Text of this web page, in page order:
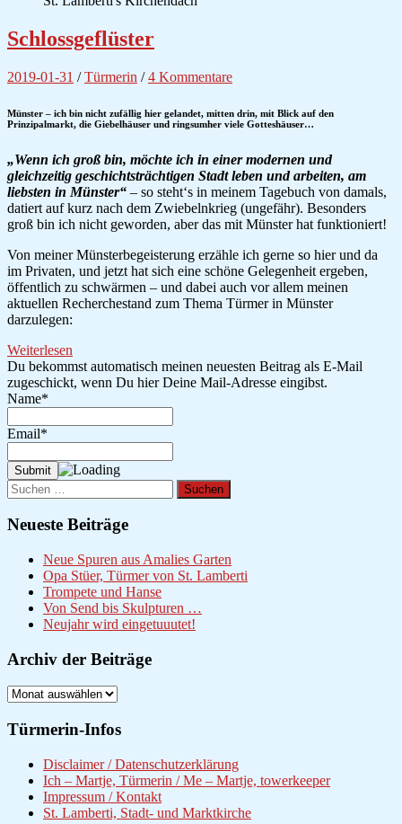
Schlossgeflüster
2019-01-31 /Türmerin /4 Kommentare
Münster – ich bin nicht zufällig hier gelandet, mitten drin, mit Blick auf den
Prinzipalmarkt, die Giebelhäuser und ringsumher viele Gotteshäuser…
„Wenn ich groß bin, möchte ich in einer modernen und
gleichzeitig geschichtsträchtigen Stadt leben und arbeiten, am
liebsten in Münster“ – so steht‘s in meinem Tagebuch von damals,
datiert auf kurz nach dem Zwiebelnkrieg (ungefähr). Besonders
groß bin ich nicht geworden, aber das mit Münster hat funktioniert!
Von meiner Münsterbegeisterung erzähle ich gerne so hier und da
im Privaten, und jetzt hat sich eine schöne Gelegenheit ergeben,
öffentlich zu schwärmen – und dabei auch vor allem meinen
aktuellen Recherchestand zum Thema Türmer in Münster
darzulegen:
Weiterlesen
Du bekommst automatisch meinen neuesten Beitrag als E-Mail
zugeschickt, wenn Du hier Deine Mail-Adresse eingibst.
Name*
Email*
Suchen
nach:
Neueste Beiträge
Neue Spuren aus Amalies Garten
Opa Stüer, Türmer von St. Lamberti
Trompete und Hanse
Von Send bis Skulpturen …
Neujahr wird eingetuuutet!
Archiv der Beiträge
Archiv
Beiträge
Türmerin-Infos
Disclaimer / Datenschutzerklärung
Ich – Martje, Türmerin / Me – Martje, towerkeeper
Impressum / Kontakt
St. Lamberti, Stadt- und Marktkirche